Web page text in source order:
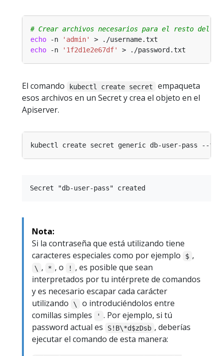
# Crear archivos necesarios para el resto del
echo -n 'admin'
echo -n '1f2d1e2e67df'
El comando kubectl create secret
empaqueta
esos archivos en un Secret y crea el objeto en el
Apiserver.
kubectl create secret generic db-user-pass --
Nota:
Si la contraseña que está utilizando tiene
caracteres especiales como por ejemplo
$ ,
\ , * , o !
, es posible que sean
interpretados por tu intérprete de comandos
y es necesario escapar cada carácter
utilizando
\
o introduciéndolos entre
comillas simples
' . Por ejemplo, si tú
password actual es
S!B\*d$zDsb , deberías
ejecutar el comando de esta manera: